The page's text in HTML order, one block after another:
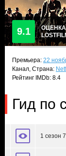
9.1
Премьера: 22
Канал, Страна:
Рейтинг IMDb: 8.4
Гид по
1 сезон